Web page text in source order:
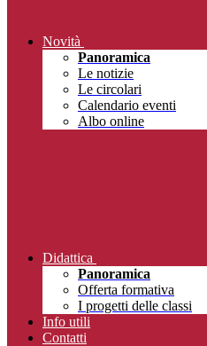
Novità
Panoramica
Le notizie
Le circolari
Calendario eventi
Albo online
Didattica
Panoramica
Offerta formativa
I progetti delle classi
Info utili
Contatti